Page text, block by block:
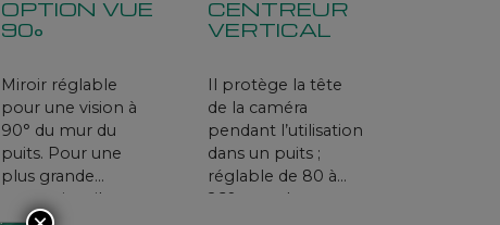
OPTION VUE
90°
Miroir réglable
pour une vision à
90° du mur du
puits. Pour une
plus grande
protection, il est
CENTREUR
VERTICAL
Il protège la tête
de la caméra
pendant l’utilisation
dans un puits ;
réglable de 80 à
260 mm de